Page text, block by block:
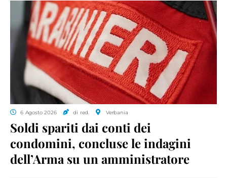
6 Agosto 2026 di red. Verbania
Soldi spariti dai conti dei
condomini, concluse le indagini
dell’Arma su un amministratore